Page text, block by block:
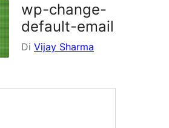
wp-change-
default-email
Di Vijay Sharma